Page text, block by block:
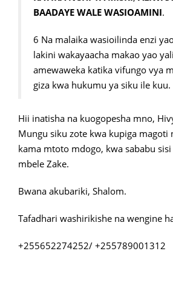
BAADAYE WALE WASIOAMINI.
6 Na malaika wasioilinda enzi
lakini wakayaacha makao yao
amewaweka katika vifungo vya
giza kwa hukumu ya siku ile kuu.
Hii inatisha na kuogopesha mno,
Mungu siku zote kwa kupiga magoti
kama mtoto mdogo, kwa sababu
mbele Zake.
Bwana akubariki, Shalom.
Tafadhari washirikishe na wengine
+255652274252/ +255789001312